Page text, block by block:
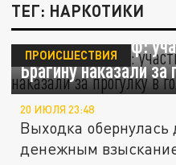
ТЕГ: НАРКОТИКИ
Звёздный штраф:
Брагину наказали
ПРОИСШЕСТВИЯ
20 ИЮЛЯ 23:48
Выходка
денежным